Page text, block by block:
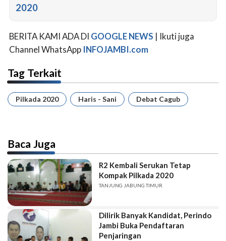
2020
BERITA KAMI ADA DI GOOGLE NEWS | Ikuti juga
Channel WhatsApp INFOJAMBI.com
Tag Terkait
Pilkada 2020 Haris - Sani Debat Cagub
Baca Juga
R2 Kembali Serukan Tetap
Kompak Pilkada 2020
TANJUNG JABUNG TIMUR
Dilirik Banyak Kandidat, Perindo
Jambi Buka Pendaftaran
Penjaringan